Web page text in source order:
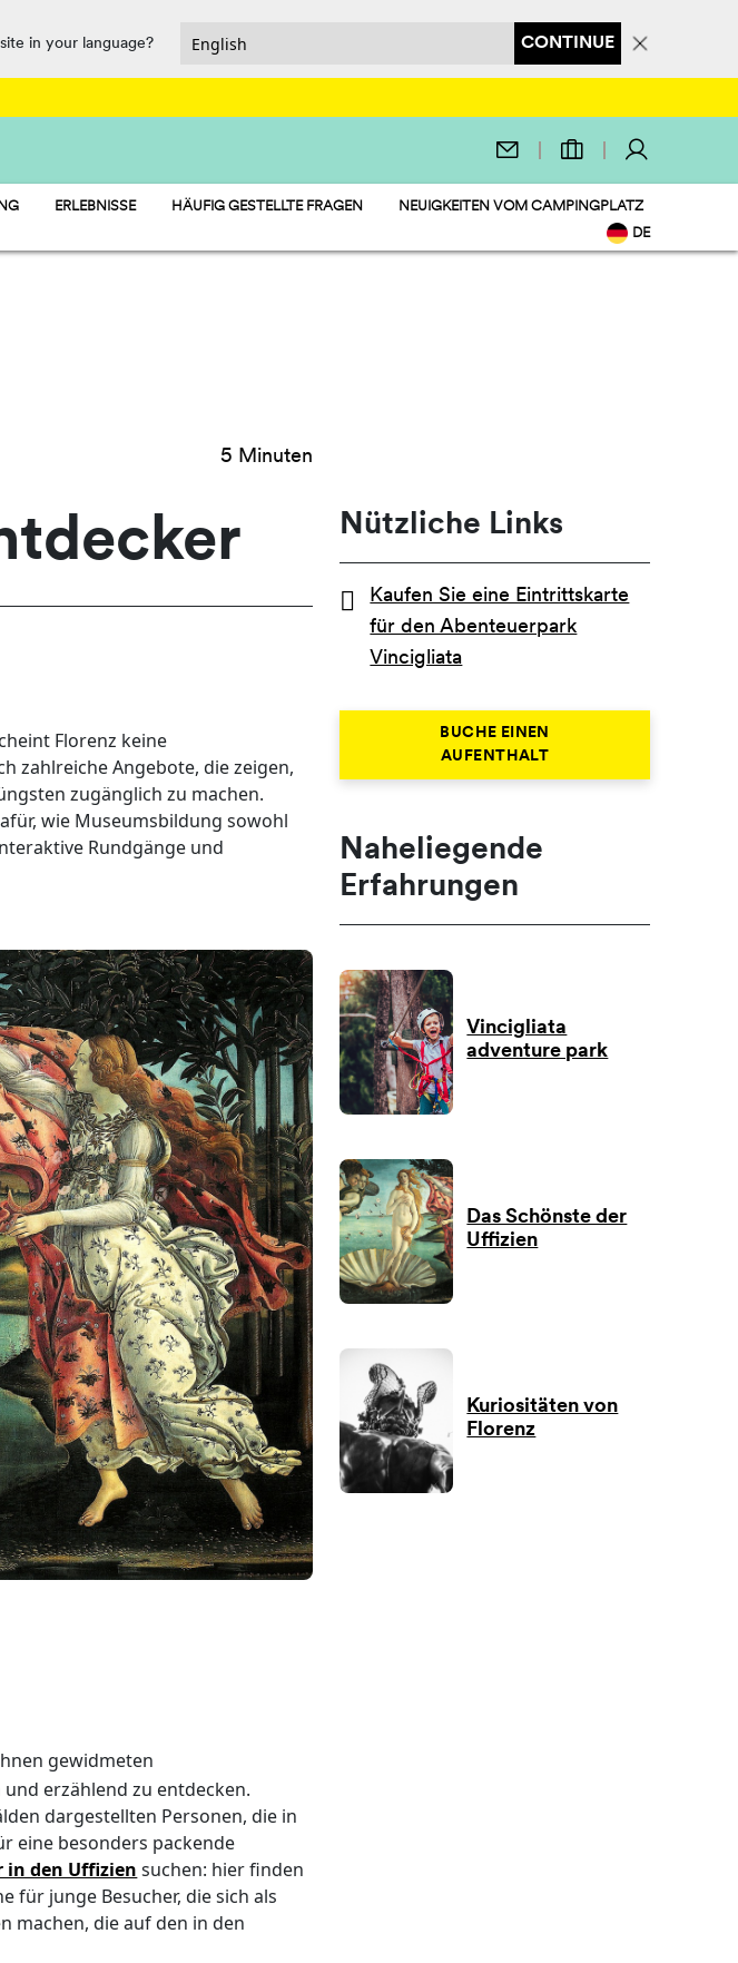
in your language? CONTINUE
ERLEBNISSE HÄUFIG GESTELLTE FRAGEN
NEUIGKEITEN VOM CAMPINGPLATZ
DE
5 Minuten
Florenz keine
zahlreiche Angebote, die zeigen,
zugänglich zu machen.
wie Museumsbildung sowohl
Rundgänge und
gewidmeten
erzählend zu entdecken.
dargestellten Personen, die in
eine besonders packende
in den Uffizien suchen: hier finden
für junge Besucher, die sich als
machen, die auf den in den
Nützliche Links
Kaufen Sie eine Eintrittskarte
für den Abenteuerpark
Vincigliata
BUCHE EINEN
AUFENTHALT
Naheliegende
Erfahrungen
Vincigliata
adventure park
Das Schönste der
Uffizien
Kuriositäten von
Florenz